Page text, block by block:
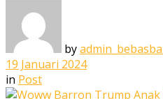
by
19 Januari 2024
in Post